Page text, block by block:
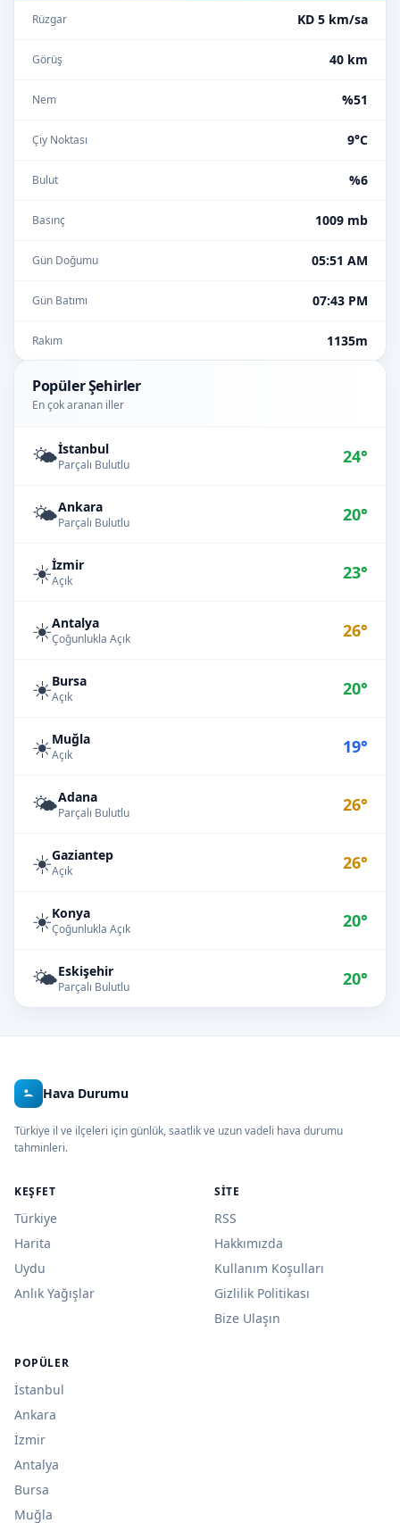
Rüzgar KD 5 km/sa
Görüş 40 km
Nem %51
Çiy Noktası 9°C
Bulut %6
Basınç 1009 mb
Gün Doğumu 05:51 AM
Gün Batımı 07:43 PM
Rakım 1135m
Popüler Şehirler
En çok aranan iller
🌤️İstanbul
Parçalı Bulutlu 24°
🌤️Ankara
Parçalı Bulutlu 20°
☀️İzmir
Açık 23°
☀️Antalya
Çoğunlukla Açık 26°
☀️Bursa
Açık 20°
☀️Muğla
Açık 19°
🌤️Adana
Parçalı Bulutlu 26°
☀️Gaziantep
Açık 26°
☀️Konya
Çoğunlukla Açık 20°
🌤️Eskişehir
Parçalı Bulutlu 20°
Hava Durumu
Türkiye il ve ilçeleri için günlük, saatlik ve uzun vadeli hava durumu
tahminleri.
KEŞFET
Türkiye
Harita
Uydu
Anlık Yağışlar
SITE
RSS
Hakkımızda
Kullanım Koşulları
Gizlilik Politikası
Bize Ulaşın
POPÜLER
İstanbul
Ankara
İzmir
Antalya
Bursa
Muğla